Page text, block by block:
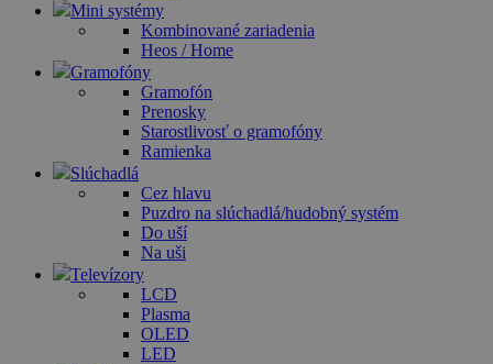
Mini systémy
Kombinované zariadenia
Heos / Home
Gramofóny
Gramofón
Prenosky
Starostlivosť o gramofóny
Ramienka
Slúchadlá
Cez hlavu
Puzdro na slúchadlá/hudobný systém
Do uší
Na uši
Televízory
LCD
Plasma
OLED
LED